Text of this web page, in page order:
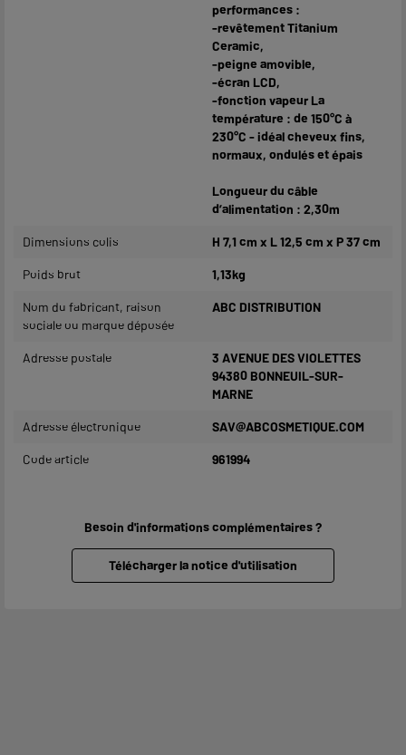
performances :
-revêtement Titanium
Ceramic,
-peigne amovible,
-écran LCD,
-fonction vapeur La
température : de 150°C à
230°C - idéal cheveux fins,
normaux, ondulés et épais
Longueur du câble
d’alimentation : 2,30m
Dimensions colis H 7,1 cm x L 12,5 cm x P 37 cm
Poids brut 1,13kg
Nom du fabricant, raison
sociale ou marque déposée
ABC DISTRIBUTION
Adresse postale
3 AVENUE DES VIOLETTES
94380 BONNEUIL-SUR-
MARNE
Adresse électronique SAV@ABCOSMETIQUE.COM
Code article 961994
Besoin d'informations complémentaires ?
Télécharger la notice d'utilisation